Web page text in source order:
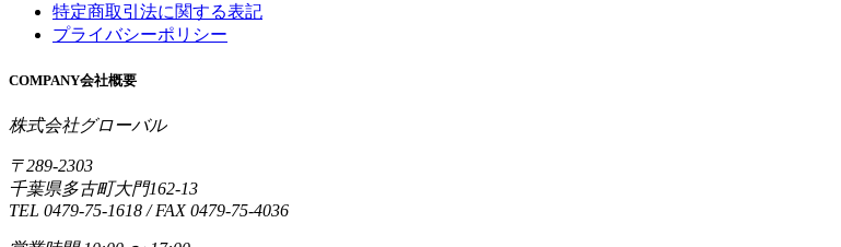
特定商取引法に関する表記
プライバシーポリシー
COMPANY会社概要
株式会社グローバル
〒289-2303
千葉県多古町大門162-13
TEL 0479-75-1618 / FAX 0479-75-4036